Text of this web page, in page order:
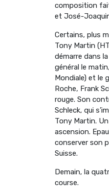
composition fait
et José-
Certains, plus
Tony Martin
démarre dans
général le
Mondiale) et le
Roche, Frank
rouge. Son
Schleck, qui
Tony Martin.
ascension.
conserver son
Suisse.
Demain, la
course.